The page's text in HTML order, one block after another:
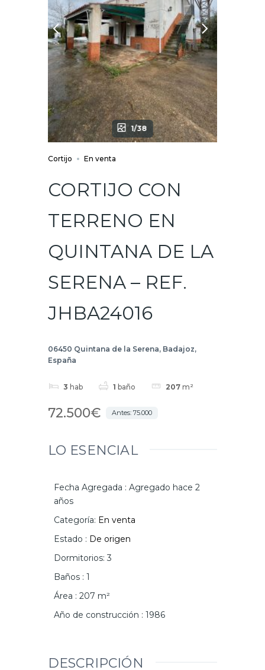
1/38
Cortijo En venta
CORTIJO CON
TERRENO EN
QUINTANA DE LA
SERENA – REF.
JHBA24016
06450 Quintana de la Serena, Badajoz,
España
3 hab 1 baño 207 m²
72.500€ Antes: 75.000
LO ESENCIAL
Fecha Agregada : Agregado hace 2
años
Categoría: En venta
Estado : De origen
Dormitorios: 3
Baños : 1
Área : 207 m²
Año de construcción : 1986
DESCRIPCIÓN